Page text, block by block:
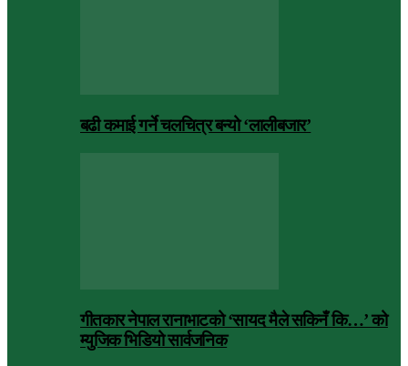
बढी कमाई गर्ने चलचित्र बन्यो ‘लालीबजार’
गीतकार नेपाल रानाभाटको ‘सायद मैले सकिनँ कि…’ को
म्युजिक भिडियो सार्वजनिक